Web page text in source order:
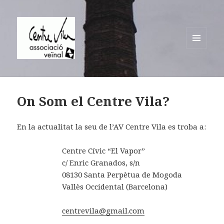
Centre Vila Associació Veïnal
On Som el Centre Vila?
En la actualitat la seu de l’AV Centre Vila es troba a:
Centre Cívic “El Vapor”
c/ Enric Granados, s/n
08130 Santa Perpètua de Mogoda
Vallès Occidental (Barcelona)
centrevila@gmail.com